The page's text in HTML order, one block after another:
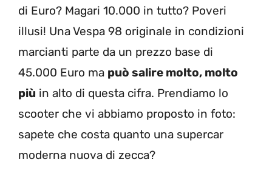
di Euro? Magari 10.000 in tutto? Poveri
illusi! Una Vespa 98 originale in condizioni
marcianti parte da un prezzo base di
45.000 Euro ma può salire molto, molto
più in alto di questa cifra. Prendiamo lo
scooter che vi abbiamo proposto in foto:
sapete che costa quanto una supercar
moderna nuova di zecca?